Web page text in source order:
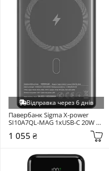
Відправка через 6 днів
Павербанк Sigma X-power
SI10A7QL-MAG 1xUSB-C 20W
(4827798955116)
1 055 ₴